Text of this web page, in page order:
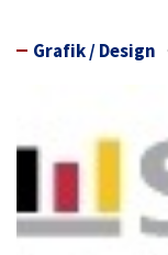
Grafik / Design